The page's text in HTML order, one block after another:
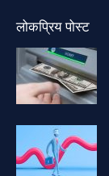
लोकप्रिय पोस्ट